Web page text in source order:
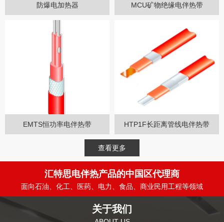
防爆电加热器 MCU矿物绝缘电伴热带
EMTS恒功率电伴热带 HTP1F长距离管线电伴热带
查看更多
汇特思电伴热产品的中国区代理商
面向石油、化工、医药、电力、食品、商业民用工程等领域
关于我们